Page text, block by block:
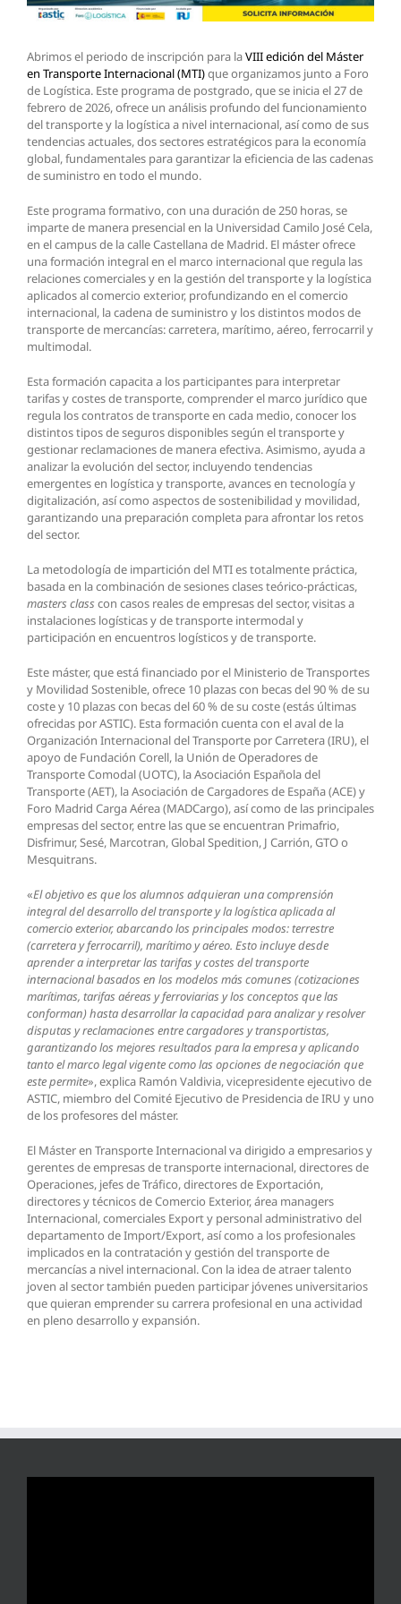
Abrimos el periodo de inscripción para laVIII edición del Máster
en Transporte Internacional (MTI)que organizamos junto a Foro
de Logística. Este programa de postgrado, que se inicia el 27 de
febrero de 2026, ofrece un análisis profundo del funcionamiento
del transporte y la logística a nivel internacional, así como de sus
tendencias actuales, dos sectores estratégicos para la economía
global, fundamentales para garantizar la eficiencia de las cadenas
de suministro en todo el mundo.
Este programa formativo, con una duración de 250 horas, se
imparte de manera presencial en la Universidad Camilo José Cela,
en el campus de la calle Castellana de Madrid. El máster ofrece
una formación integral en el marco internacional que regula las
relaciones comerciales y en la gestión del transporte y la logística
aplicados al comercio exterior, profundizando en el comercio
internacional, la cadena de suministro y los distintos modos de
transporte de mercancías: carretera, marítimo, aéreo, ferrocarril y
multimodal.
Esta formación capacita a los participantes para interpretar
tarifas y costes de transporte, comprender el marco jurídico que
regula los contratos de transporte en cada medio, conocer los
distintos tipos de seguros disponibles según el transporte y
gestionar reclamaciones de manera efectiva. Asimismo, ayuda a
analizar la evolución del sector, incluyendo tendencias
emergentes en logística y transporte, avances en tecnología y
digitalización, así como aspectos de sostenibilidad y movilidad,
garantizando una preparación completa para afrontar los retos
del sector.
La metodología de impartición del MTI es totalmente práctica,
basada en la combinación de sesiones clases teórico-prácticas,
masters class con casos reales de empresas del sector, visitas a
instalaciones logísticas y de transporte intermodal y
participación en encuentros logísticos y de transporte.
Este máster, que está financiado por el Ministerio de Transportes
y Movilidad Sostenible, ofrece 10 plazas con becas del 90 % de su
coste y 10 plazas con becas del 60 % de su coste (estás últimas
ofrecidas por ASTIC). Esta formación cuenta con el aval de la
Organización Internacional del Transporte por Carretera (IRU), el
apoyo de Fundación Corell, la Unión de Operadores de
Transporte Comodal (UOTC), la Asociación Española del
Transporte (AET), la Asociación de Cargadores de España (ACE) y
Foro Madrid Carga Aérea (MADCargo), así como de las principales
empresas del sector, entre las que se encuentran Primafrio,
Disfrimur, Sesé, Marcotran, Global Spedition, J Carrión, GTO o
Mesquitrans.
«El objetivo es que los alumnos adquieran una comprensión
integral del desarrollo del transporte y la logística aplicada al
comercio exterior, abarcando los principales modos: terrestre
(carretera y ferrocarril), marítimo y aéreo. Esto incluye desde
aprender a interpretar las tarifas y costes del transporte
internacional basados en los modelos más comunes (cotizaciones
marítimas, tarifas aéreas y ferroviarias y los conceptos que las
conforman) hasta desarrollar la capacidad para analizar y resolver
disputas y reclamaciones entre cargadores y transportistas,
garantizando los mejores resultados para la empresa y aplicando
tanto el marco legalvigente como las opciones de negociación que
este permite», explica Ramón Valdivia, vicepresidente ejecutivo de
ASTIC, miembro del Comité Ejecutivo de Presidencia de IRU y uno
de los profesores del máster.
El Máster en Transporte Internacional va dirigido a empresarios y
gerentes de empresas de transporte internacional, directores de
Operaciones, jefes de Tráfico, directores de Exportación,
directores y técnicos de Comercio Exterior, área managers
Internacional, comerciales Export y personal administrativo del
departamento de Import/Export, así como a los profesionales
implicados en la contratación y gestión del transporte de
mercancías a nivel internacional. Con la idea de atraer talento
joven al sector también pueden participar jóvenes universitarios
que quieran emprender su carrera profesional en una actividad
en pleno desarrollo y expansión.